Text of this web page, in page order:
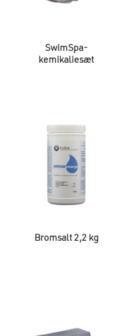
SwimSpa-
kemikaliesæt
Bromsalt 2,2 kg